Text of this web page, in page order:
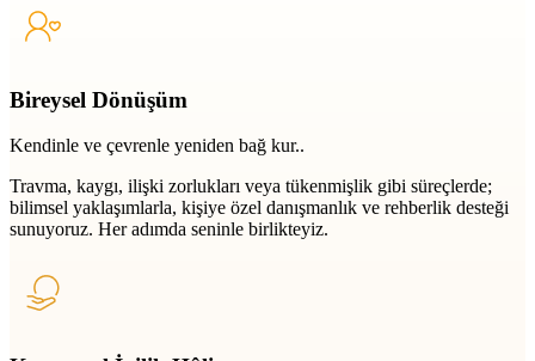
Bireysel Dönüşüm
Kendinle ve çevrenle yeniden bağ kur..
Travma, kaygı, ilişki zorlukları veya tükenmişlik gibi süreçlerde;
bilimsel yaklaşımlarla, kişiye özel danışmanlık ve rehberlik desteği
sunuyoruz. Her adımda seninle birlikteyiz.